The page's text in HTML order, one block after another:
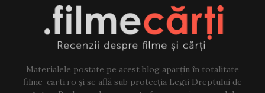
Materialele postate pe acest blog aparțin în totalitate
filme-carti.ro și se află sub protecția Legii Dreptului de